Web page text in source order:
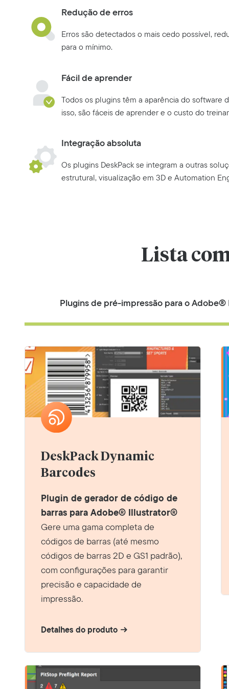
Redução de erros
Erros são detectados o mais cedo possível,
para o mínimo.
Fácil de aprender
Todos os plugins têm a aparência do software
isso, são fáceis de aprender e o custo do
Integração absoluta
Os plugins DeskPack se integram a outras
estrutural, visualização em 3D e Automation
Lista
Plugins de pré-impressão para o
DeskPack Dynamic
Barcodes
Plugin de gerador de código de
barras para Adobe® Illustrator®
Gere uma gama completa de
códigos de barras (até mesmo
códigos de barras 2D e GS1 padrão),
com configurações para garantir
precisão e capacidade de
impressão.
Detalhes do produto